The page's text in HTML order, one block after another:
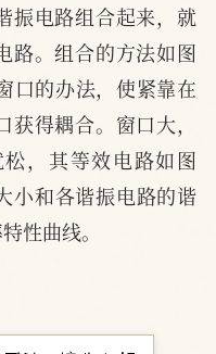
振电路组合起来，就
路。组合的方法如图
口的办法，使紧靠在
得耦合。窗口大，
，其等效电路如图
小和各谐振电路的谐
性曲线。